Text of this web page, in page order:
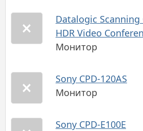
Datalogic Scanning
HDR Video
Монитор
Sony CPD-120AS
Монитор
Sony CPD-E100E